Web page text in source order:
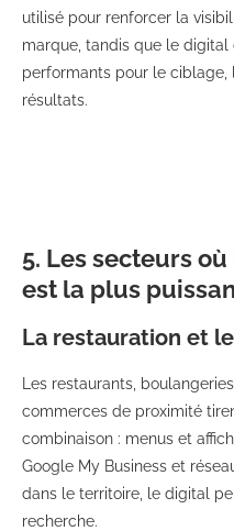
utilisé pour renforcer la
marque, tandis que le
performants pour le ciblage,
résultats.
5. Les secteurs
est la plus
La restauration et
Les restaurants,
commerces de proximité
combinaison : menus et
Google My Business et
dans le territoire, le digital
recherche.